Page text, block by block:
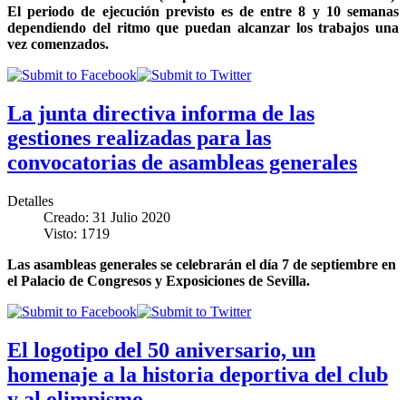
El periodo de ejecución previsto es de entre 8 y 10 semanas
dependiendo del ritmo que puedan alcanzar los trabajos una
vez comenzados.
La junta directiva informa de las
gestiones realizadas para las
convocatorias de asambleas generales
Detalles
Creado: 31 Julio 2020
Visto: 1719
Las asambleas generales se celebrarán el día 7 de septiembre en
el Palacio de Congresos y Exposiciones de Sevilla.
El logotipo del 50 aniversario, un
homenaje a la historia deportiva del club